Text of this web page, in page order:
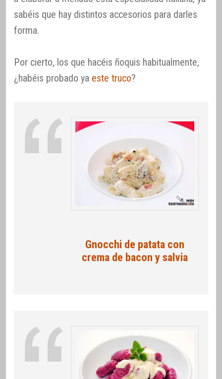
sabéis que hay distintos accesorios para darles
forma.
Por cierto, los que hacéis ñoquis habitualmente,
¿habéis probado ya este truco?
Gnocchi de patata con
crema de bacon y salvia